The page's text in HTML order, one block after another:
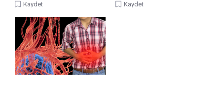
Kaydet Kaydet